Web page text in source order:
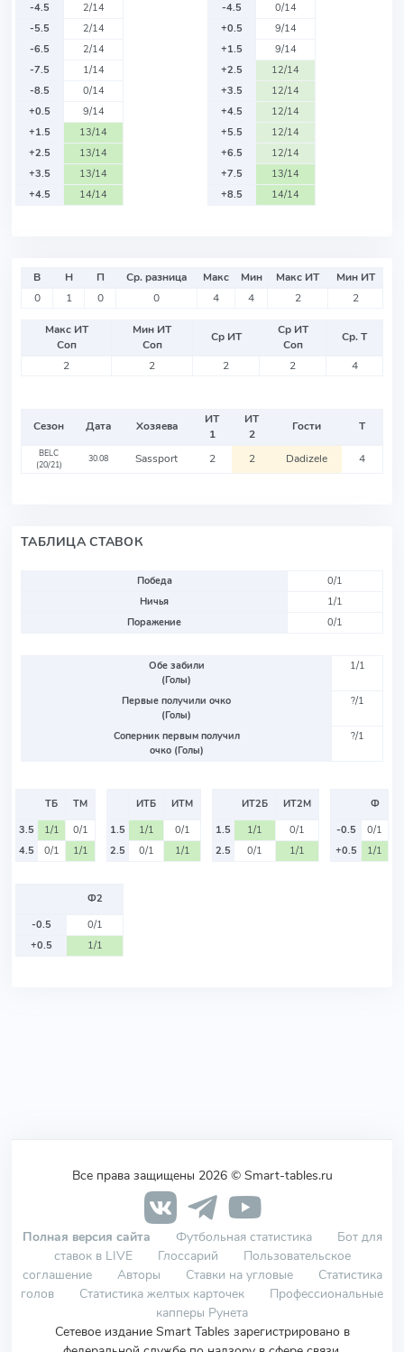
-4.5
2/14
-5.5
2/14
-6.5
2/14
-7.5
1/14
-8.5
0/14
+0.5
9/14
+1.5
13/14
+2.5
13/14
+3.5
13/14
+4.5
14/14
-4.5
0/14
+0.5
9/14
+1.5
9/14
+2.5
12/14
+3.5
12/14
+4.5
12/14
+5.5
12/14
+6.5
12/14
+7.5
13/14
+8.5
14/14
В Н П Ср. разница Макс Мин Макс ИТ
Мин ИТ
0
1 0 0 4 4 2 2
Макс ИТ
Соп
Мин ИТ
Соп
Ср ИТ
Ср ИТ
Соп
Ср. Т
2
2 2 2 4
Сезон Дата Хозяева
ИТ
1
ИТ
2
Гости Т
BELC
(20/21)
30.08 Sassport 2 2 Dadizele 4
ТАБЛИЦА СТАВОК
Победа
0/1
Ничья
1/1
Поражение
0/1
Обе забили
(Голы)
1/1
Первые получили очко
(Голы)
?/1
Соперник первым получил
очко (Голы)
?/1
ТБ
ТМ
3.5
1/1
0/1
4.5
0/1 1/1
ИТБ
ИТМ
1.5
1/1
0/1
2.5
0/1 1/1
ИТ2Б
ИТ2М
1.5
1/1
0/1
2.5
0/1 1/1
Ф
-0.5
0/1
+0.5
1/1
Ф2
-0.5
0/1
+0.5
1/1
Все права защищены 2026 © Smart-tables.ru
Полная версия сайта Футбольная статистика
Бот для
ставок в LIVE
Глоссарий
Пользовательское
соглашение
Авторы Ставки на угловые
Статистика
голов
Статистика желтых карточек
Профессиональные
капперы Рунета
Сетевое издание Smart Tables зарегистрировано в